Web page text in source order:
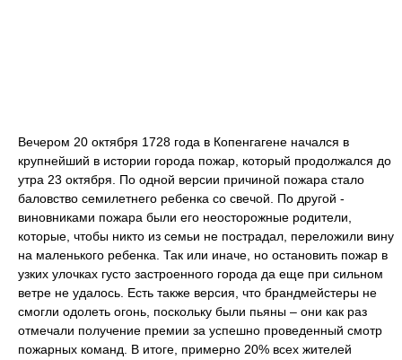
Вечером 20 октября 1728 года в Копенгагене начался в
крупнейший в истории города пожар, который продолжался до
утра 23 октября. По одной версии причиной пожара стало
баловство семилетнего ребенка со свечой. По другой -
виновниками пожара были его неосторожные родители,
которые, чтобы никто из семьи не пострадал, переложили вину
на маленького ребенка. Так или иначе, но остановить пожар в
узких улочках густо застроенного города да еще при сильном
ветре не удалось. Есть также версия, что брандмейстеры не
смогли одолеть огонь, поскольку были пьяны – они как раз
отмечали получение премии за успешно проведенный смотр
пожарных команд. В итоге, примерно 20% всех жителей